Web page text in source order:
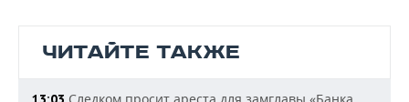
ЧИТАЙТЕ ТАКЖЕ